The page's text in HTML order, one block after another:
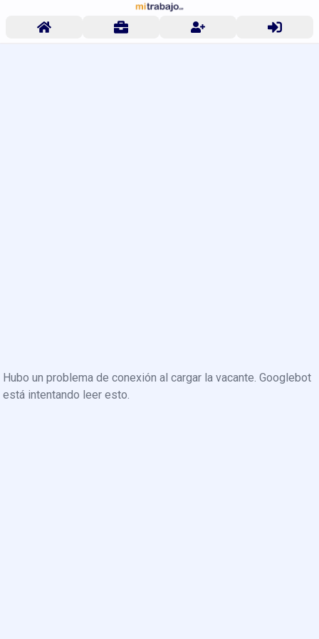
Hubo un problema de conexión al cargar la vacante. Googlebot
está intentando leer esto.